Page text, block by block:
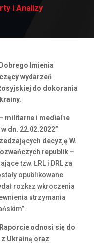
i Analizy
Imienia
wydarzeń
do dokonania
militarne i medialne
dn. 22.02.2022”
decyzję W.
republik –
tzw. ŁRL i DRL za
opublikowane
rozkaz wkroczenia
utrzymania
odnosi się do
Ukrainą oraz